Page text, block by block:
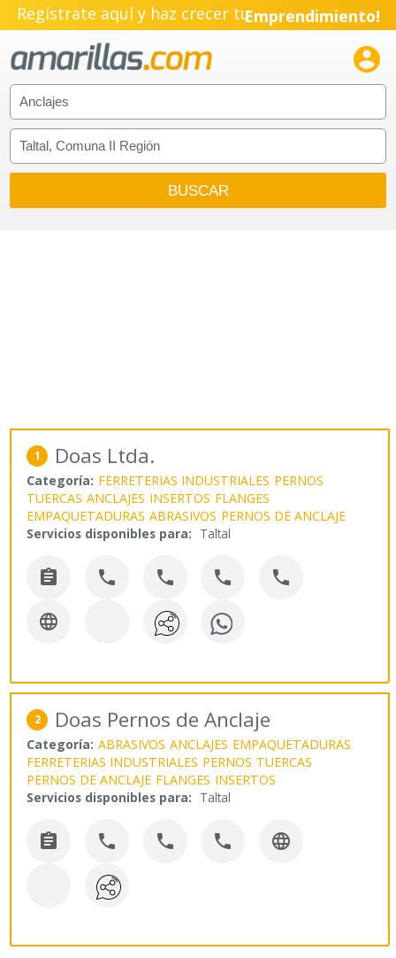
Regístrate aquí y haz crecer tuEmprendimiento!

1 Doas Ltda.
Categoría: FERRETERIAS INDUSTRIALES PERNOS
TUERCAS ANCLAJES INSERTOS FLANGES
EMPAQUETADURAS ABRASIVOS PERNOS DE ANCLAJE
Servicios disponibles para: Taltal
    

2 Doas Pernos de Anclaje
Categoría: ABRASIVOS ANCLAJES EMPAQUETADURAS
FERRETERIAS INDUSTRIALES PERNOS TUERCAS
PERNOS DE ANCLAJE FLANGES INSERTOS
Servicios disponibles para: Taltal
    